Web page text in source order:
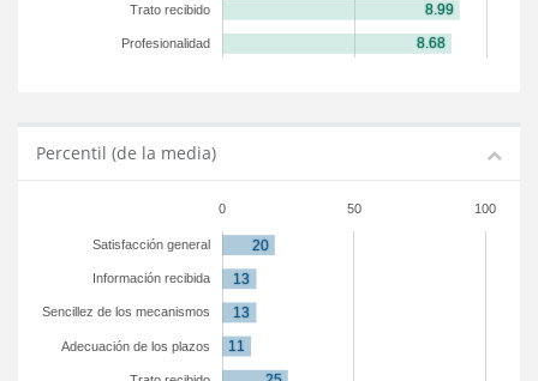
Trato recibido
Profesionalidad
Percentil (de la media)
0 50 100
Satisfacción general
Información recibida
Sencillez de los mecanismos
Adecuación de los plazos